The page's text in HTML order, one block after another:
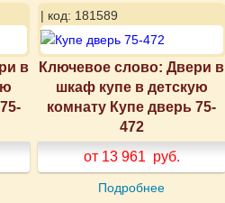
в
| код: 181589
Ключевое слово: Двери в
шкаф купе в детскую
комнату Купе дверь 75-
472
от 13 961 руб.
Подробнее